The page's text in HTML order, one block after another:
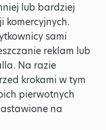
lub bardziej
komercyjnych.
sami
reklam lub
Na razie
krokami w tym
pierwotnych
na